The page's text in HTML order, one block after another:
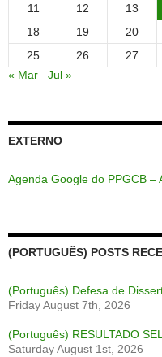
11
12 13
18
19 20
25
26 27
« Mar
Jul »
EXTERNO
Agenda Google do PPGCB –
(PORTUGUÊS) POSTS
(Português) Defesa de
Friday August 7th, 2026
(Português) RESULTADO
Saturday August 1st, 2026